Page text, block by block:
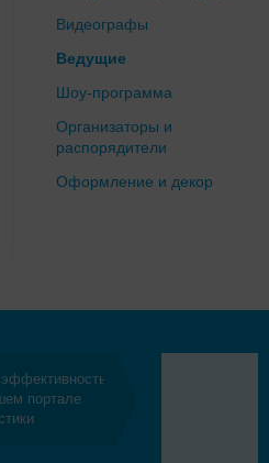
Видеографы
Ведущие
Шоу-программа
Организаторы и
распорядители
Оформление и декор
портале